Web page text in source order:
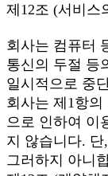
제12조 (서비스
회사는 컴퓨터
통신의 두절 등
일시적으로 중
회사는 제1항
으로 인하여 이
지 않습니다.
그러하지 아니